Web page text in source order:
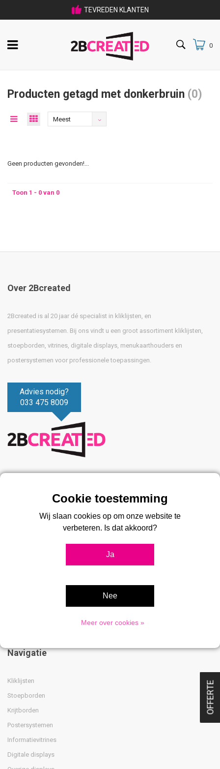
TEVREDEN KLANTEN
033 475 80 09
0
Producten getagd met donkerbruin (0)
Meest
Geen producten gevonden!...
Toon 1 - 0 van 0
Over 2Bcreated
2Bcreated is al 20 jaar dé specialist in kliklijsten, en
presentatiesystemen. Bij ons vindt u een groot assortiment kliklijsten,
stoepborden, vitrines, digitale displays, menukaarthouders en
postersystemen voor professionele toepassingen.
Advies nodig?
033 475 8009
Algemene voorwaarden
Navigatie
Kliklijsten
Stoepborden
Krijtborden
Postersystemen
Informatievitrines
Digitale displays
OFFERTE
Wij slaan cookies op om onze website te
verbeteren. Is dat akkoord?
Ja
Nee
Meer over cookies »